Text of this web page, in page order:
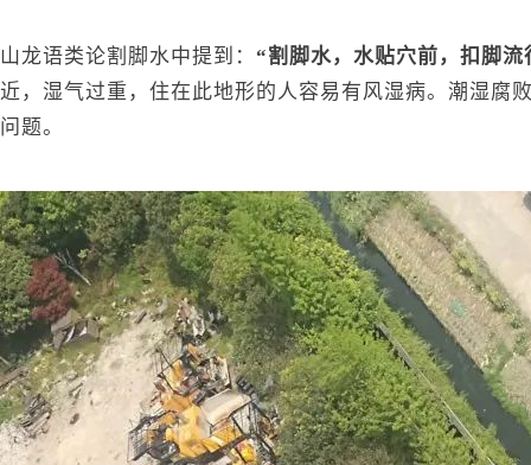
山龙语类论割脚水中提到： “割脚水，水贴穴前，扣脚
近，湿气过重，住在此地形的人容易有风湿病。潮湿腐
问题。